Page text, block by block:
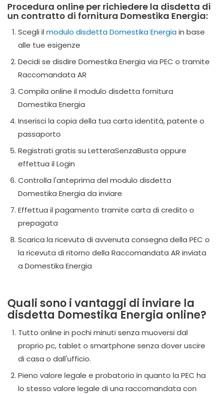
Procedura online per richiedere la disdetta di
un contratto di fornitura Domestika Energia:
Scegli il modulo disdetta Domestika Energiain base
alle tue esigenze
Decidi se disdire Domestika Energia via PEC o tramite
Raccomandata AR
Compila online il modulo disdetta fornitura
Domestika Energia
Inserisci la copia della tua carta identità, patente o
passaporto
Registrati gratis su LetteraSenzaBusta oppure
effettua il Login
Controlla l'anteprima del modulo disdetta
Domestika Energia da inviare
Effettua il pagamento tramite carta di credito o
prepagata
Scarica la ricevuta di avvenuta consegna della PEC o
la ricevuta di ritorno della Raccomandata AR inviata
a Domestika Energia
Quali sono i vantaggi di inviare la
disdetta Domestika Energia online?
Tutto online in pochi minuti senza muoversi dal
proprio pc, tablet o smartphone senza dover uscire
di casa o dall'ufficio.
Pieno valore legale e probatorio in quanto la PEC ha
lo stesso valore legale di una raccomandata con